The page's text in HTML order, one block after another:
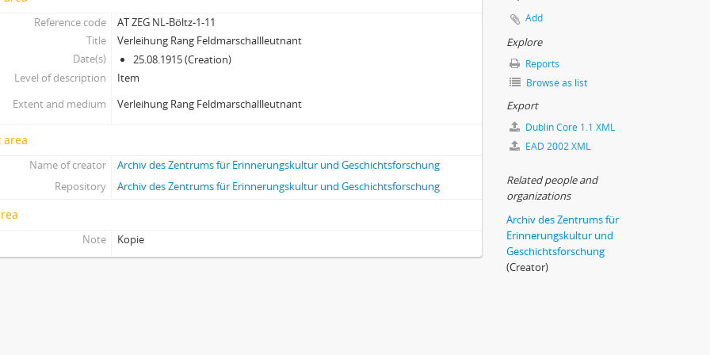
Reference code
AT ZEG NL-Böltz-1-11
Title
Verleihung Rang Feldmarschallleutnant
Date(s)
25.08.1915 (Creation)
Level of description
Item
Extent and medium
Verleihung Rang Feldmarschallleutnant
area
Name of creator
Archiv des Zentrums für Erinnerungskultur und Geschichtsforschung
Repository
Archiv des Zentrums für Erinnerungskultur und Geschichtsforschung
Note Kopie
Add
Explore
Reports
Browse as list
Export
Dublin Core 1.1 XML
EAD 2002 XML
Related people and
organizations
Archiv des Zentrums für
Erinnerungskultur und
Geschichtsforschung
(Creator)